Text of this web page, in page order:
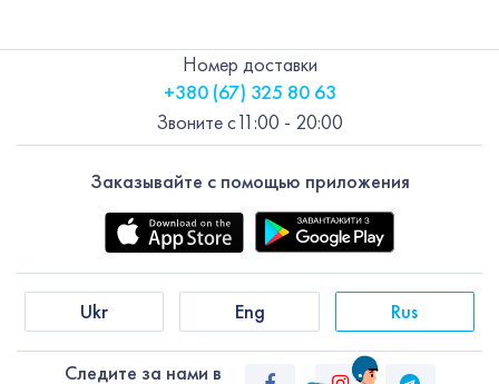
Заказывайте с помощью приложения
Следите за нами в
Ukr Eng Rus
Номер доставки
+380 (67) 325 80 63
Звоните с11:00 - 20:00